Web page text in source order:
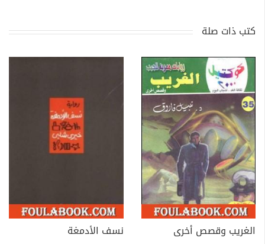
كتب ذات صلة
الغريب وقصص أخرى
نسف الأدمغة